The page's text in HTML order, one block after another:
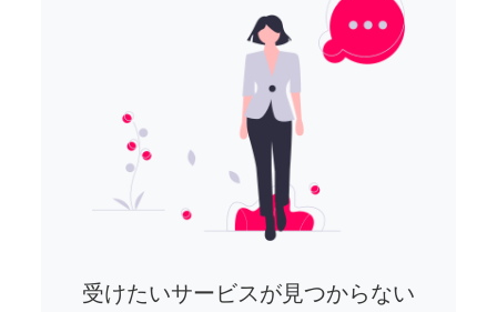
受けたいサービスが見つからない